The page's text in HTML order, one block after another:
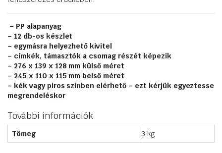
– PP alapanyag
– 12 db-os készlet
– egymásra helyezhető kivitel
– címkék, támasztók a csomag részét képezik
– 276 x 139 x 128 mm külső méret
– 245 x 110 x 115 mm belső méret
– kék vagy piros színben elérhető – ezt kérjük egyeztesse
megrendeléskor
További információk
Tömeg 3 kg